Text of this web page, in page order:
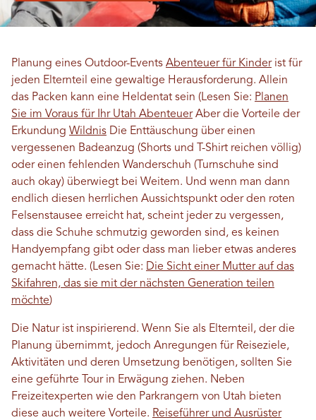
Planung eines Outdoor-Events Abenteuer für Kinderist für
jeden Elternteil eine gewaltige Herausforderung. Allein
das Packen kann eine Heldentat sein (Lesen Sie: Planen
Sie im Voraus für Ihr Utah AbenteuerAber die Vorteile der
Erkundung Wildnis Die Enttäuschung über einen
vergessenen Badeanzug (Shorts und T-Shirt reichen völlig)
oder einen fehlenden Wanderschuh (Turnschuhe sind
auch okay) überwiegt bei Weitem. Und wenn man dann
endlich diesen herrlichen Aussichtspunkt oder den roten
Felsenstausee erreicht hat, scheint jeder zu vergessen,
dass die Schuhe schmutzig geworden sind, es keinen
Handyempfang gibt oder dass man lieber etwas anderes
gemacht hätte. (Lesen Sie: Die Sicht einer Mutter auf das
Skifahren, das sie mit der nächsten Generation teilen
möchte)
Die Natur ist inspirierend. Wenn Sie als Elternteil, der die
Planung übernimmt, jedoch Anregungen für Reiseziele,
Aktivitäten und deren Umsetzung benötigen, sollten Sie
eine geführte Tour in Erwägung ziehen. Neben
Freizeitexperten wie den Parkrangern von Utah bieten
diese auch weitere Vorteile. Reiseführer und Ausrüster